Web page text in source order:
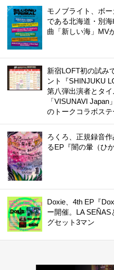
モノブライト、ボ
である北海道・別
曲「新しい海」MV
新宿LOFT初の試み
ント『SHINJUKU
第八弾出演者とタイ
「VISUNAVI
のトークコラボス
ろくろ、正規録音
るEP『闇の暈（ひ
Doxie、4th EP『
ー開催。LA
グセット3マン